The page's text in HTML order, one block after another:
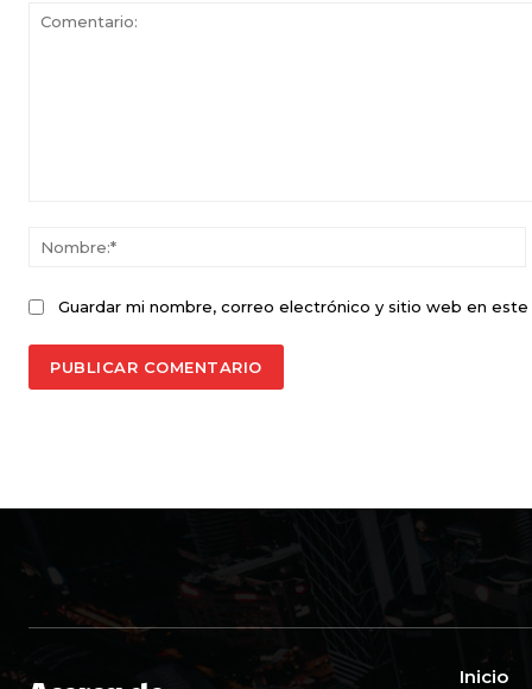
Guardar mi nombre, correo electrónico y sitio web en
Inicio